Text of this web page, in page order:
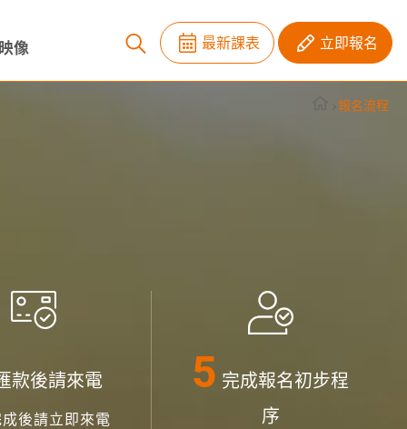
像 最新課表 立即報名
報名流程
款後請來電
後請立即來電
完成報名初步程
序